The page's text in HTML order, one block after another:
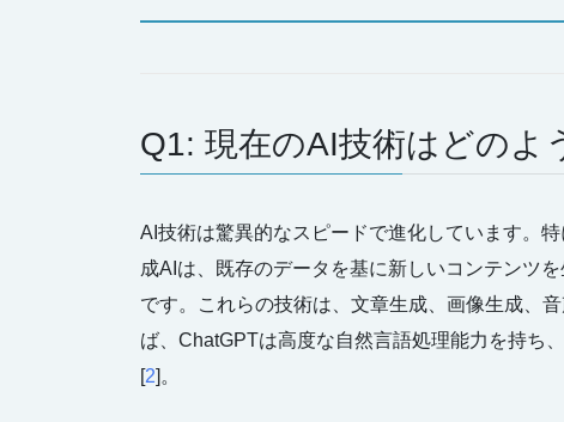
Q1: 現在のAI技術はどのよ
AI技術は驚異的なスピードで進化しています。
成AIは、既存のデータを基に新しいコンテンツ
です。これらの技術は、文章生成、画像生成、
ば、ChatGPTは高度な自然言語処理能力を持ち
[2]。